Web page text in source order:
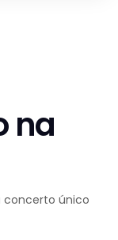
na
concerto único